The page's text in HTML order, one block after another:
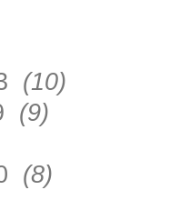
(10)
(9)
(8)